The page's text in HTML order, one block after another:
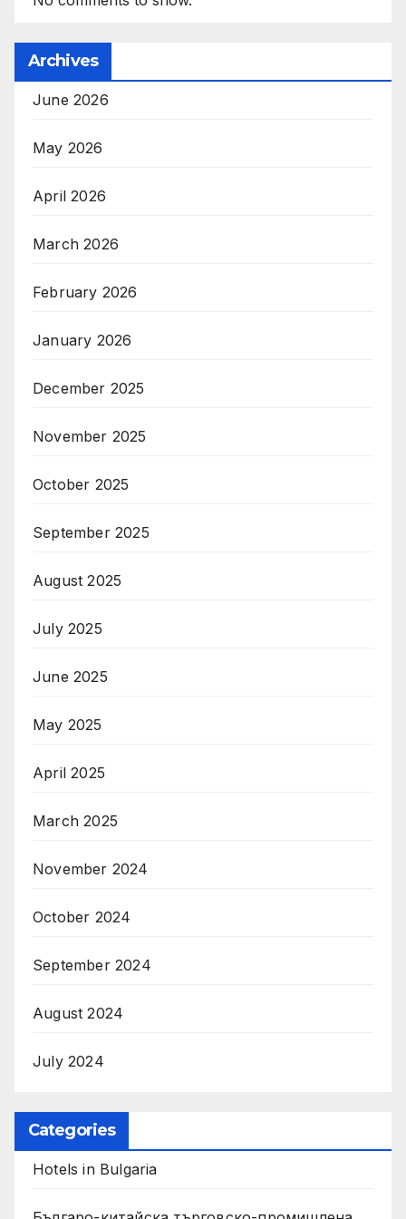
Archives
June 2026
May 2026
April 2026
March 2026
February 2026
January 2026
December 2025
November 2025
October 2025
September 2025
August 2025
July 2025
June 2025
May 2025
April 2025
March 2025
November 2024
October 2024
September 2024
August 2024
July 2024
Categories
Hotels in Bulgaria